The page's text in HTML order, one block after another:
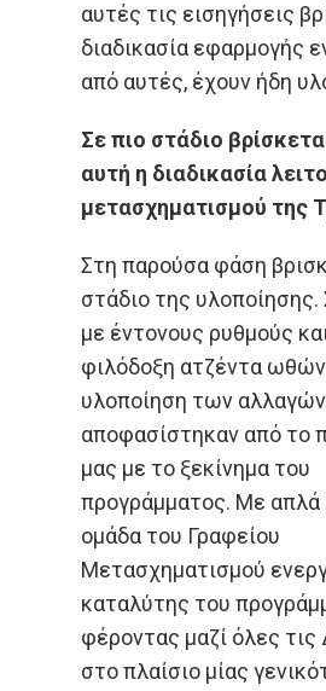
αυτές τις εισηγήσεις
διαδικασία εφαρμογής
από αυτές, έχουν ήδη
Σε πιο στάδιο
αυτή η διαδικασία
μετασχηματισμού της
Στη παρούσα φάση
στάδιο της υλοποίησης.
με έντονους ρυθμούς
φιλόδοξη ατζέντα
υλοποίηση των
αποφασίστηκαν από το
μας με το ξεκίνημα του
προγράμματος. Με απλά
ομάδα του Γραφείου
Μετασχηματισμού
καταλύτης του
φέροντας μαζί όλες τις
στο πλαίσιο μίας